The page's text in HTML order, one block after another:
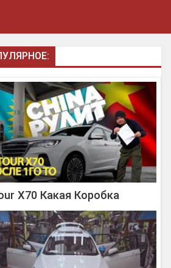
X70 Какая Коробка